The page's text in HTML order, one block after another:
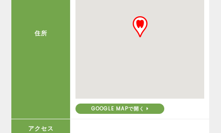
住所
GOOGLE MAPで開く
アクセス